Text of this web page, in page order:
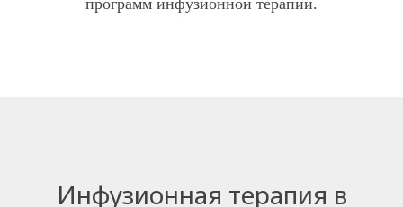
программ инфузионной терапии.
Инфузионная терапия в